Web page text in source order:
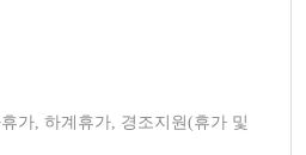
가, 하계휴가, 경조지원(휴가 및